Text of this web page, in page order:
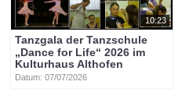
10:23
Tanzgala der Tanzschule
„Dance for Life“ 2026 im
Kulturhaus Althofen
Datum: 07/07/2026